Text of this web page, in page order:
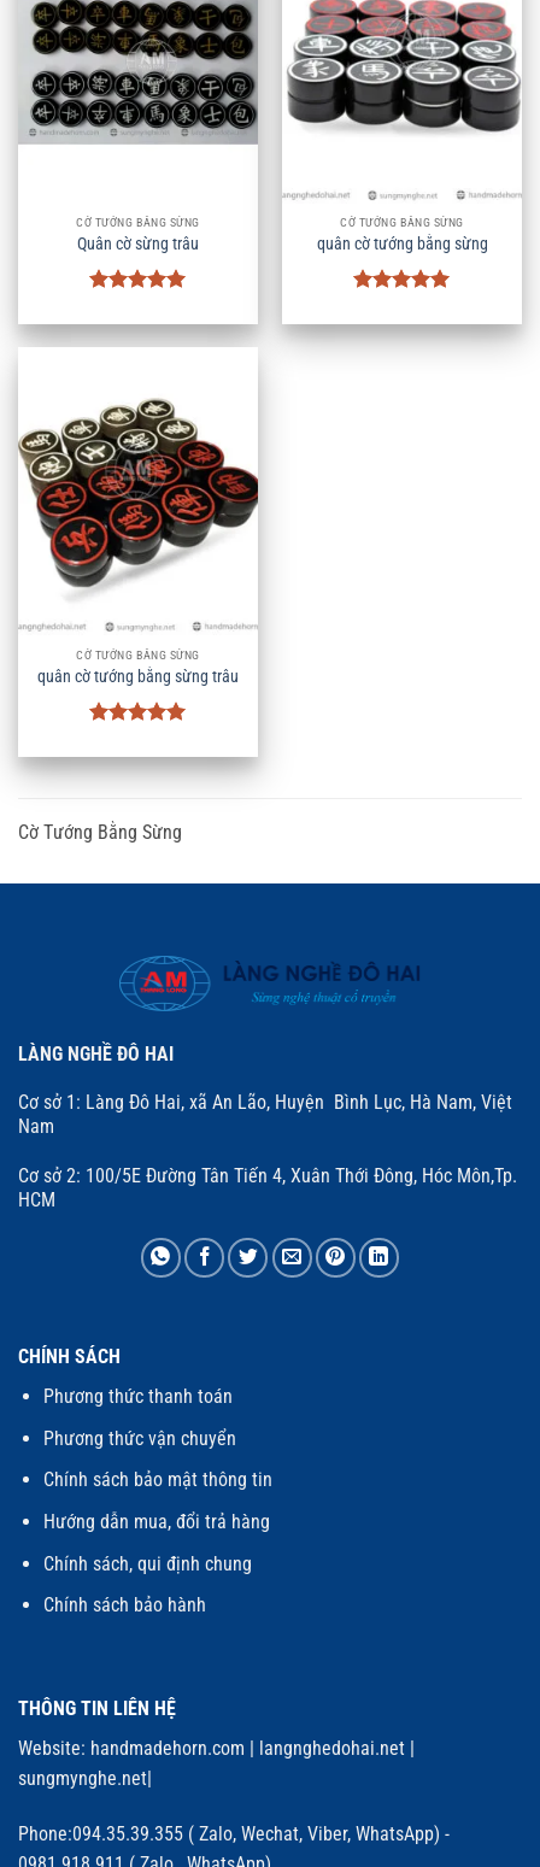
CỜ TƯỚNG BẰNG SỪNG
Quân cờ sừng trâu
hạng55
sao
CỜ TƯỚNG BẰNG SỪNG
quân cờ tướng bằng sừng
hạng55
CỜ TƯỚNG BẰNG SỪNG
quân cờ tướng bằng sừng trâu
hạng55
sao
Cờ Tướng Bằng Sừng
LÀNG NGHỀ ĐÔ HAI
Cơ sở 1: Làng Đô Hai, xã An Lão, Huyện Bình Lục, Hà Nam, Việt
Nam
Cơ sở 2: 100/5E Đường Tân Tiến 4, Xuân Thới Đông, Hóc Môn,Tp.
HCM
CHÍNH SÁCH
Phương thức thanh toán
Phương thức vận chuyển
Chính sách bảo mật thông tin
Hướng dẫn mua, đổi trả hàng
Chính sách, qui định chung
Chính sách bảo hành
THÔNG TIN LIÊN HỆ
Website: handmadehorn.com | langnghedohai.net |
sungmynghe.net|
Phone:094.35.39.355 ( Zalo, Wechat, Viber, WhatsApp) -